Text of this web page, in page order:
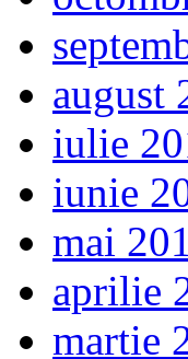
august
iulie
iunie
mai
aprilie
martie